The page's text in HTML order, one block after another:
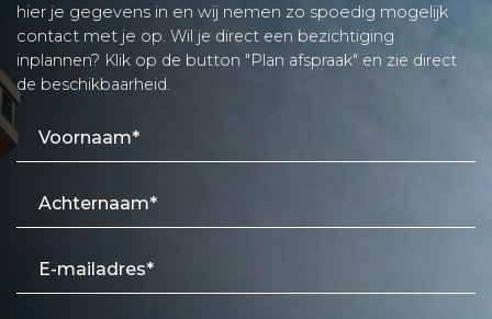
hier je gegevens in en wij nemen zo spoedig mogelijk
contact met je op. Wil je direct een bezichtiging
inplannen? Klik op de button "Plan afspraak" en zie direct
de beschikbaarheid.